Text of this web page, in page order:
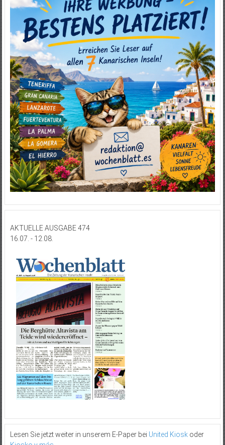
AKTUELLE AUSGABE 474
16.07. - 12.08.
Lesen Sie jetzt weiter in unserem E-Paper bei United Kioskoder